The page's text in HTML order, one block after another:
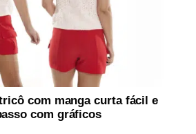
com manga curta fácil e
com gráficos